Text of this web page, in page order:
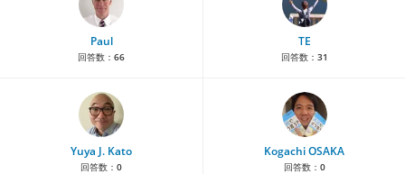
Paul
回答数： 66
TE
回答数： 31
Yuya J. Kato
回答数： 0
Kogachi OSAKA
回答数： 0